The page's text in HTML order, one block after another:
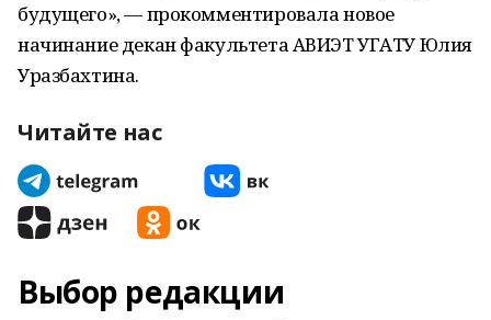
будущего», — прокомментировала новое
начинание декан факультета АВИЭТ УГАТУ Юлия
Уразбахтина.
Читайте нас
Выбор редакции